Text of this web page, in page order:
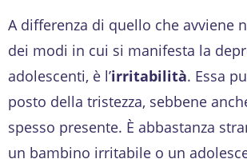
A differenza di quello che avviene
dei modi in cui si manifesta la
adolescenti, è l’irritabilità. Essa
posto della tristezza, sebbene
spesso presente. È abbastanza
un bambino irritabile o un